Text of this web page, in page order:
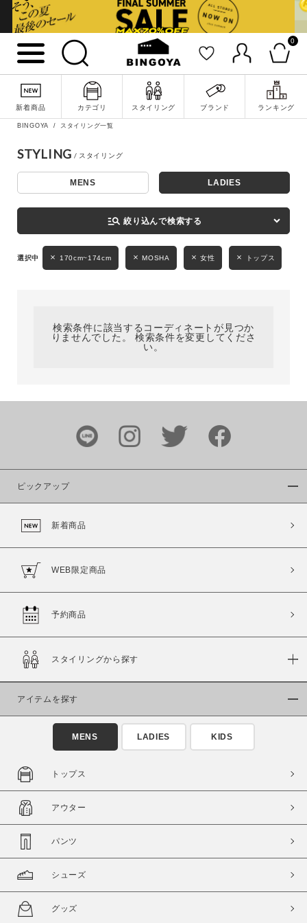
0
新着商品 カテゴリ スタイリング ブランド ランキング
詳細検索
KIDS
カラー
価格
～
商品タイプ
通常商品 予約商品
在庫
在庫あり 在庫なし含む
BINGOYA スタイリング一覧
STYLING
MENS LADIES
manage_search 絞り込んで検索する
170cm~174cm MOSHA 女性 トップス
検索条件に該当するコーディネートが見つか
りませんでした。 検索条件を変更してくださ
い。
ピックアップ
新着商品
WEB限定商品
予約商品
スタイリングから探す
アイテムを探す
MENS LADIES KIDS
トップス
アウター
パンツ
シューズ
グッズ